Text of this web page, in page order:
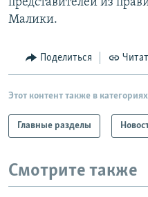
Все сайты РСЕ/РС
Малики.
Поделиться
Этот контент также в категориях
Главные разделы
Смотрите также